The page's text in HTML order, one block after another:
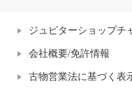
ジュピターショップチ
会社概要/免許情報
古物営業法に基づく表